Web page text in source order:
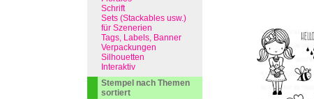
Schrift
Sets (Stackables usw.)
für Szenerien
Tags, Labels, Banner
Verpackungen
Silhouetten
Interaktiv
Stempel nach Themen
sortiert